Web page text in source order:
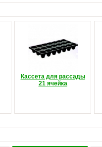
Кассета для рассады
21 ячейка